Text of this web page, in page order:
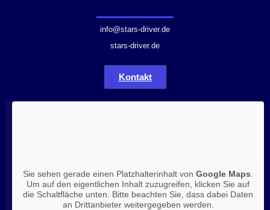
info@stars-driver.de
stars-driver.de
Kontakt
Sie sehen gerade einen Platzhalterinhalt von Google Maps
Um auf den eigentlichen Inhalt zuzugreifen, klicken Sie auf
die Schaltfläche unten. Bitte beachten Sie, dass dabei Daten
an Drittanbieter weitergegeben werden.